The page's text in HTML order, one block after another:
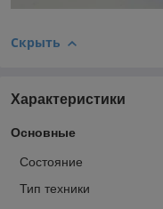
Скрыть
Характеристики
Основные
Состояние
Тип техники